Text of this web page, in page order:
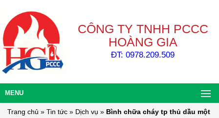
CÔNG TY TNHH PCCC
HOÀNG GIA
ĐT: 0978.209.509
MENU
Trang chủ » Tin tức » Dịch vụ » Bình chữa cháy tp thủ dầu một